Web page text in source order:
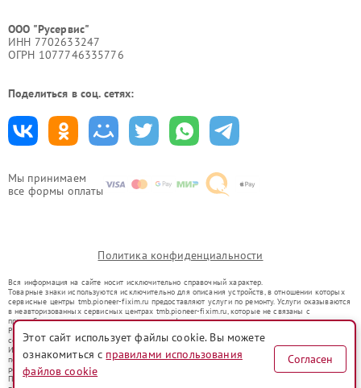
Мы принимаем
все формы оплаты
ООО "Русервис"
ИНН 7702633247
ОГРН 1077746335776
Поделиться в соц. сетях:
Политика конфиденциальности
Вся информация на сайте носит исключительно справочный характер.
Товарные знаки используются исключительно для описания устройств, в отношении которых
сервисные центры tmb.pioneer-fixim.ru предоставляют услуги по ремонту. Услуги оказываются
в неавторизованных сервисных центрах tmb.pioneer-fixim.ru, которые не связаны с
правообладателями товарных знаков или их официальными представителями.
Ремонт осуществляется для устройств, уже введенных в гражданский оборот в соответствии
со статьей 1487 ГК РФ.
Использование товарных знаков не преследует цели индивидуализации услуг или введения
потребителей в заблуждение, а служит для информирования о предоставляемых услугах по
ремонту техники указанных брендов.
Представленная на сайте информация не является публичной офертой, определяемой
Этот сайт использует файлы cookie. Вы можете
ознакомиться с правилами использования
файлов cookie
Согласен